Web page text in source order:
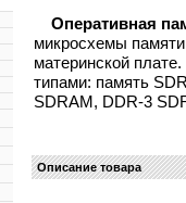
Оперативная
микросхемы
материнской
типами: память
SDRAM, DDR-3
Описание товара